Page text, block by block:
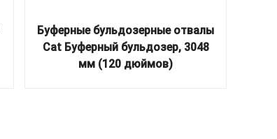
Буферные бульдозерные отвалы
Cat Буферный бульдозер, 3048
мм (120 дюймов)